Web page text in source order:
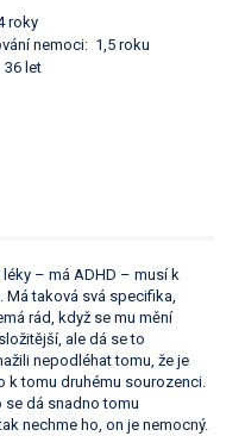
roky
nemoci: 1,5 roku
36 let
– má ADHD – musí k
taková svá specifika,
rád, když se mu mění
ale dá se to
nepodléhat tomu, že je
k tomu druhému sourozenci.
se dá snadno tomu
nechme ho, on je nemocný.